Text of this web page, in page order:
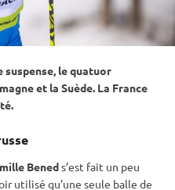
suspense, le quatuor
et la Suède. La France
Beneds’est fait un peu
utilisé qu’une seule balle de